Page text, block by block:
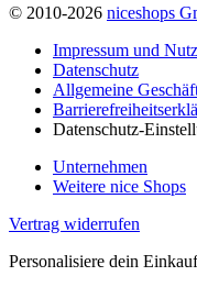
© 2010-2026 niceshops
Impressum und
Datenschutz
Allgemeine
Datenschutz-
Unternehmen
Weitere nice Shops
Vertrag widerrufen
Personalisiere dein